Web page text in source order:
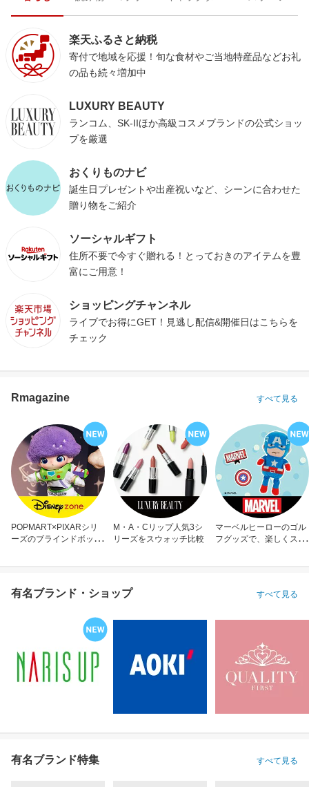
楽天ふるさと納税
寄付で地域を応援！旬な食材やご当地特産品などお礼
の品も続々増加中
LUXURY BEAUTY
ランコム、SK-IIほか高級コスメブランドの公式ショッ
プを厳選
おくりものナビ
誕生日プレゼントや出産祝いなど、シーンに合わせた
贈り物をご紹介
ソーシャルギフト
住所不要で今すぐ贈れる！とっておきのアイテムを豊
富にご用意！
ショッピングチャンネル
ライブでお得にGET！見逃し配信&開催日はこちらを
チェック
Rmagazine すべて見る
POPMART×PIXARシリ
ーズのブラインドボック
M・A・Cリップ人気3シ
リーズをスウォッチ比較
マーベルヒーローのゴル
フグッズで、楽しくスコ
有名ブランド・ショップ すべて見る
有名ブランド特集 すべて見る